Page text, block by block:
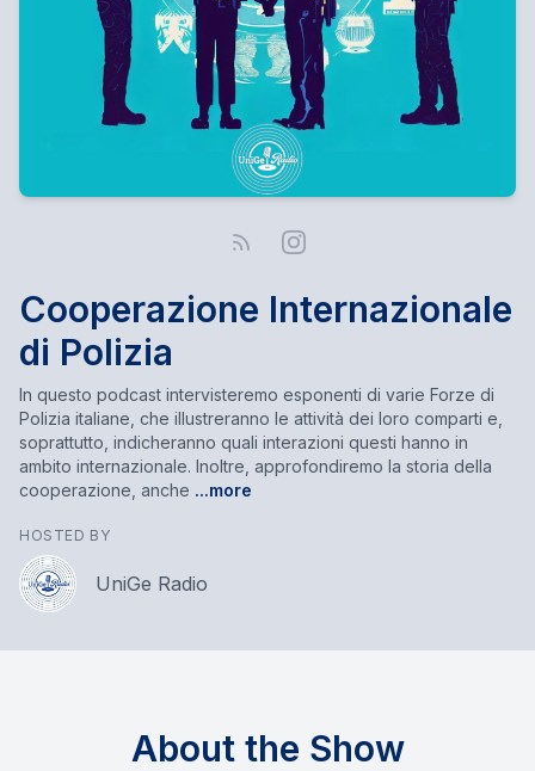
Cooperazione Internazionale
di Polizia
In questo podcast intervisteremo esponenti di varie Forze di
Polizia italiane, che illustreranno le attività dei loro comparti e,
soprattutto, indicheranno quali interazioni questi hanno in
ambito internazionale. Inoltre, approfondiremo la storia della
cooperazione, anche ...more
HOSTED BY
UniGe Radio
About the Show